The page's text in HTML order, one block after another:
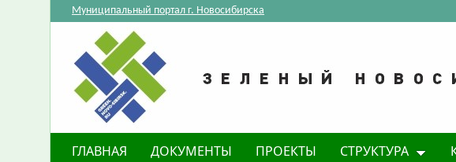
Муниципальный портал г. Новосибирска
ГЛАВНАЯ ДОКУМЕНТЫ ПРОЕКТЫ СТРУКТУРА